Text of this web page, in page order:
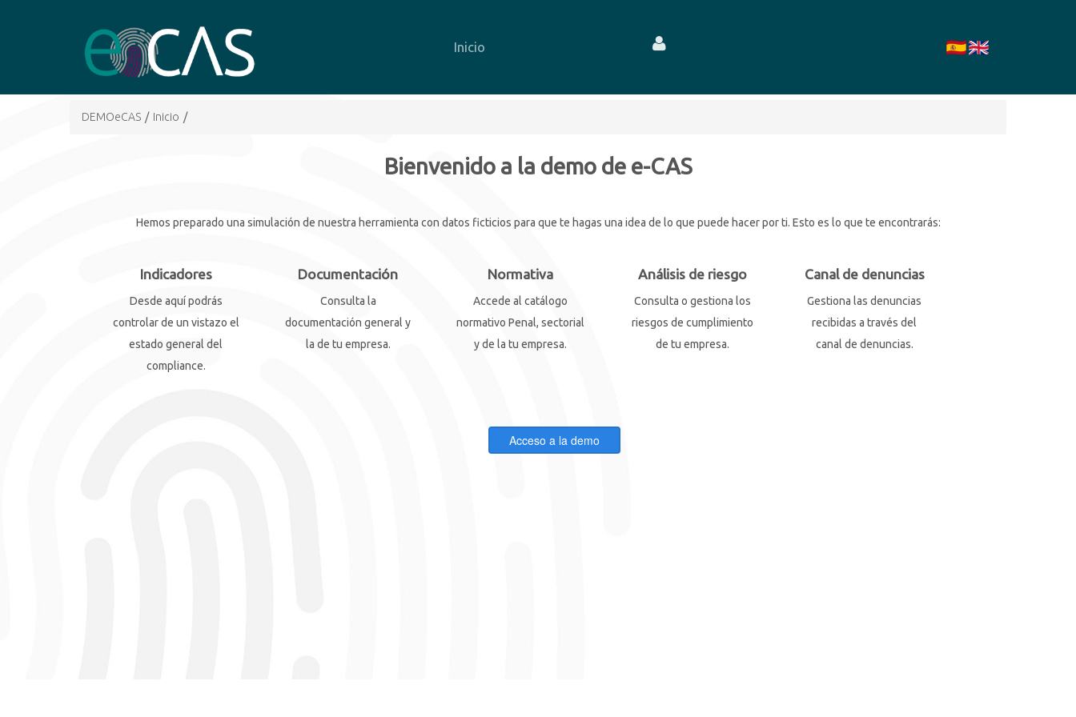
Inicio
DEMOeCAS / Inicio /
Bienvenido a la demo de e-CAS
Hemos preparado una simulación de nuestra herramienta con datos ficticios para que te hagas una idea de lo que puede hacer por ti. Esto es lo que te encontrarás:
Indicadores
Desde aquí podrás
controlar de un vistazo el
estado general del
compliance.
Documentación
Consulta la
documentación general y
la de tu empresa.
Normativa
Accede al catálogo
normativo Penal, sectorial
y de la tu empresa.
Análisis de riesgo
Consulta o gestiona los
riesgos de cumplimiento
de tu empresa.
Canal de denuncias
Gestiona las denuncias
recibidas a través del
canal de denuncias.